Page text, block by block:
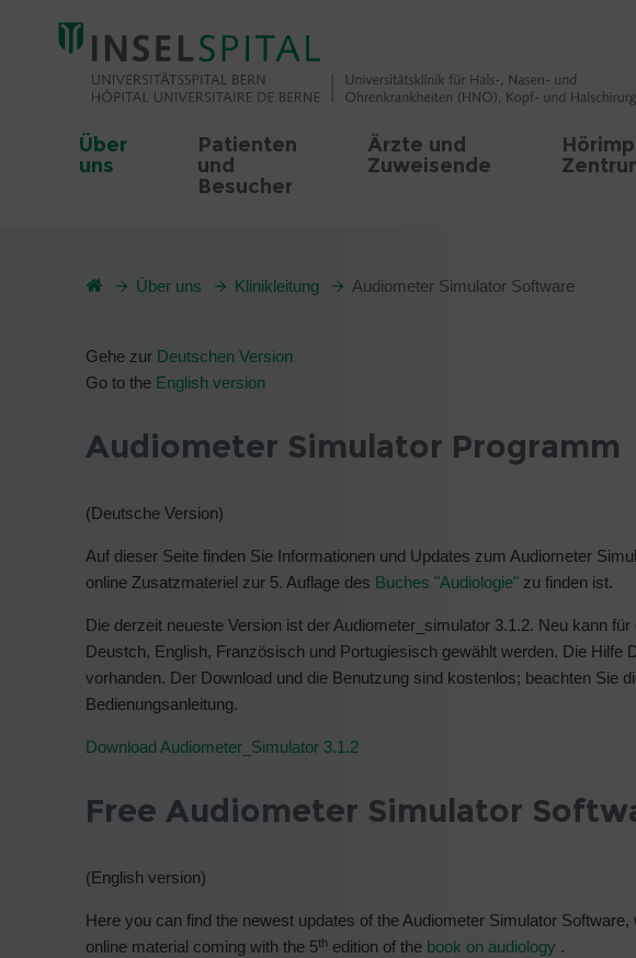
Über
uns
Patienten
und
Besucher
Ärzte und
Zuweisende
Über uns Klinikleitung Audiometer Simulator Software
Gehe zur Deutschen Version
Go to the English version
Audiometer Simulator Programm
(Deutsche Version)
Auf dieser Seite finden Sie Informationen und Updates zum Audiometer
online Zusatzmateriel zur 5. Auflage des Buches "Audiologie" zu finden ist.
Die derzeit neueste Version ist der Audiometer_simulator 3.1.2. Neu kann
Deustch, English, Französisch und Portugiesisch gewählt werden. Die Hilfe
vorhanden. Der Download und die Benutzung sind kostenlos; beachten Sie
Bedienungsanleitung.
Download Audiometer_Simulator 3.1.2
Free Audiometer Simulator
(English version)
Here you can find the newest updates of the Audiometer Simulator
online material coming with the 5th edition of the book on audiology .